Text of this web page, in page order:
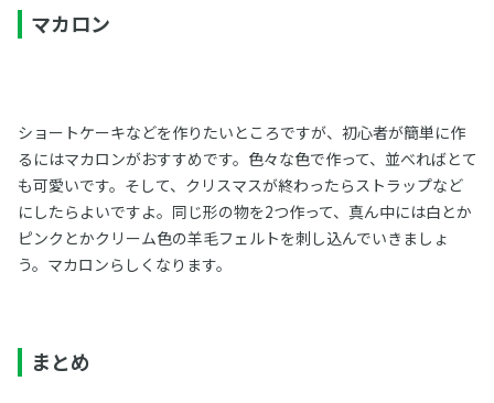
マカロン
ショートケーキなどを作りたいところですが、初心者が簡単に作
るにはマカロンがおすすめです。色々な色で作って、並べればとて
も可愛いです。そして、クリスマスが終わったらストラップなど
にしたらよいですよ。同じ形の物を2つ作って、真ん中には白とか
ピンクとかクリーム色の羊毛フェルトを刺し込んでいきましょ
う。マカロンらしくなります。
まとめ